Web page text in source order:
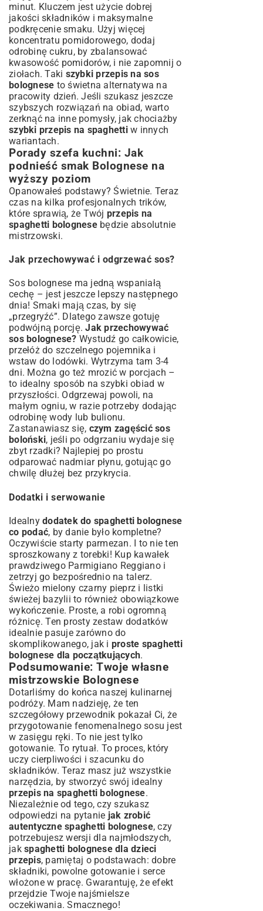
minut. Kluczem jest użycie dobrej
jakości składników i maksymalne
podkręcenie smaku. Użyj więcej
koncentratu pomidorowego, dodaj
odrobinę cukru, by zbalansować
kwasowość pomidorów, i nie zapomnij o
ziołach. Taki szybki przepis na sos
bolognese to świetna alternatywa na
pracowity dzień. Jeśli szukasz jeszcze
szybszych rozwiązań na obiad, warto
zerknąć na inne pomysły, jak chociażby
szybki przepis na spaghettiw innych
wariantach.
Porady szefa kuchni: Jak
podnieść smak Bolognese na
wyższy poziom
Opanowałeś podstawy? Świetnie. Teraz
czas na kilka profesjonalnych trików,
które sprawią, że Twój przepis na
spaghetti bolognesebędzie absolutnie
mistrzowski.
Jak przechowywać i odgrzewać sos?
Sos bolognese ma jedną wspaniałą
cechę – jest jeszcze lepszy następnego
dnia! Smaki mają czas, by się
„przegryźć”. Dlatego zawsze gotuję
podwójną porcję.Jak przechowywać
sos bolognese? Wystudź go całkowicie,
przełóż do szczelnego pojemnika i
wstaw do lodówki. Wytrzyma tam 3-4
dni. Można go też mrozić w porcjach –
to idealny sposób na szybki obiad w
przyszłości. Odgrzewaj powoli, na
małym ogniu, w razie potrzeby dodając
odrobinę wody lub bulionu.
Zastanawiasz się, czym zagęścić sos
boloński, jeśli po odgrzaniu wydaje się
zbyt rzadki? Najlepiej po prostu
odparować nadmiar płynu, gotując go
chwilę dłużej bez przykrycia.
Dodatki i serwowanie
Idealny dodatek do spaghetti bolognese
co podać, by danie było kompletne?
Oczywiście starty parmezan. I to nie ten
sproszkowany z torebki! Kup kawałek
prawdziwego Parmigiano Reggiano i
zetrzyj go bezpośrednio na talerz.
Świeżo mielony czarny pieprz i listki
świeżej bazylii to również obowiązkowe
wykończenie. Proste, a robi ogromną
różnicę. Ten prosty zestaw dodatków
idealnie pasuje zarówno do
skomplikowanego, jak i proste spaghetti
bolognese dla początkujących.
Podsumowanie: Twoje własne
mistrzowskie Bolognese
Dotarliśmy do końca naszej kulinarnej
podróży. Mam nadzieję, że ten
szczegółowy przewodnik pokazał Ci, że
przygotowanie fenomenalnego sosu jest
w zasięgu ręki. To nie jest tylko
gotowanie. To rytuał. To proces, który
uczy cierpliwości i szacunku do
składników. Teraz masz już wszystkie
narzędzia, by stworzyć swój idealny
przepis na spaghetti bolognese.
Niezależnie od tego, czy szukasz
odpowiedzi na pytanie jak zrobić
autentyczne spaghetti bolognese, czy
potrzebujesz wersji dla najmłodszych,
jak spaghetti bolognese dla dzieci
przepis, pamiętaj o podstawach: dobre
składniki, powolne gotowanie i serce
włożone w pracę. Gwarantuję, że efekt
przejdzie Twoje najśmielsze
oczekiwania. Smacznego!